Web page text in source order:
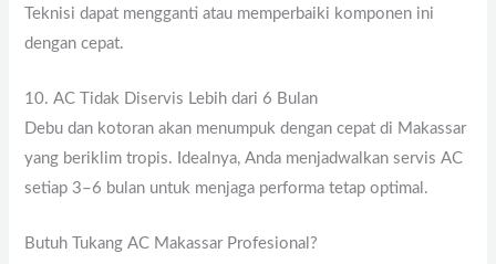
Teknisi dapat mengganti atau memperbaiki komponen ini
dengan cepat.
10. AC Tidak Diservis Lebih dari 6 Bulan
Debu dan kotoran akan menumpuk dengan cepat di Makassar
yang beriklim tropis. Idealnya, Anda menjadwalkan servis AC
setiap 3–6 bulan untuk menjaga performa tetap optimal.
Butuh Tukang AC Makassar Profesional?